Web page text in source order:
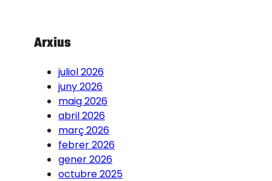
Arxius
juliol 2026
juny 2026
maig 2026
abril 2026
març 2026
febrer 2026
gener 2026
octubre 2025